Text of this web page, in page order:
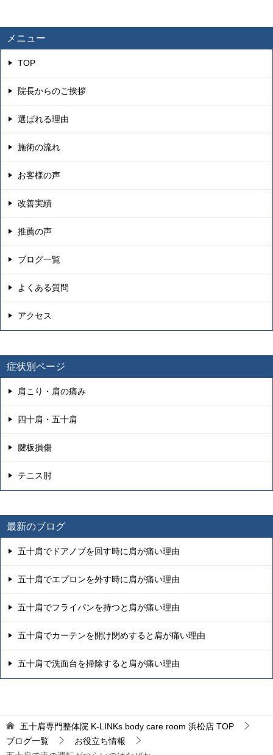
メニュー
TOP
院長からのご挨拶
選ばれる理由
施術の流れ
お客様の声
改善実績
推薦の声
ブログ一覧
よくある質問
アクセス
症状別ページ
肩こり・肩の痛み
四十肩・五十肩
腱板損傷
テニス肘
最新のブログ
五十肩でドアノブを回す時に肩が痛い理由
五十肩でエプロンを外す時に肩が痛い理由
五十肩でフライパンを持つと肩が痛い理由
五十肩でカーテンを開け閉めすると肩が痛い理由
五十肩で洗面台を掃除すると肩が痛い理由
五十肩専門整体院 K-LINKs body care room 浜松店 TOP
ブログ一覧
お役立ち情報